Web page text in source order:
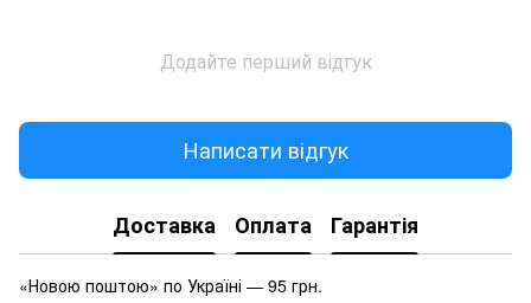
Додайте перший відгук
Написати відгук
Доставка Оплата Гарантія
«Новою поштою» по Україні — 95 грн.